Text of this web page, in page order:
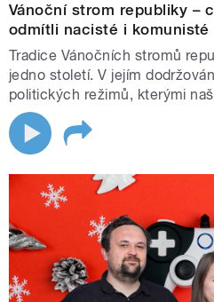
Vánoční strom republiky –
odmítli nacisté i komunisté
Tradice Vánočních stromů
jedno století. V jejím
politických režimů, kterými